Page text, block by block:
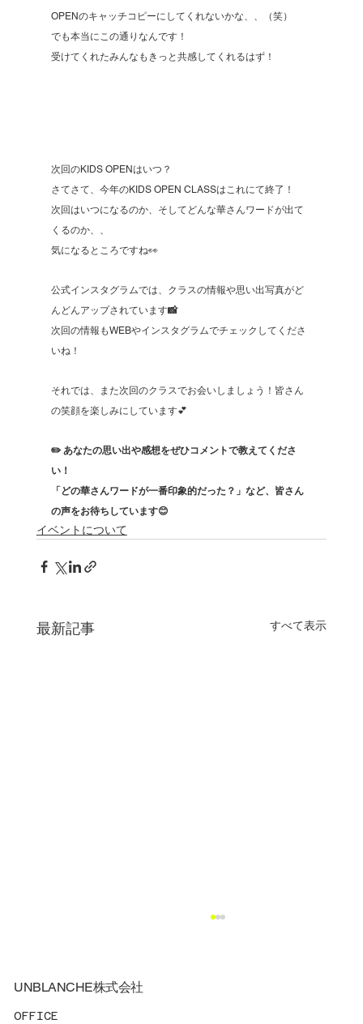
OPENのキャッチコピーにしてくれないかな、、（笑）
でも本当にこの通りなんです！
受けてくれたみんなもきっと共感してくれるはず！
次回のKIDS OPENはいつ？
さてさて、今年のKIDS OPEN CLASSはこれにて終了！
次回はいつになるのか、そしてどんな華さんワードが出て
くるのか、、
気になるところですね👀
公式インスタグラムでは、クラスの情報や思い出写真がど
んどんアップされています📸
次回の情報もWEBやインスタグラムでチェックしてくださ
いね！
それでは、また次回のクラスでお会いしましょう！皆さん
の笑顔を楽しみにしています💕
✏️ あなたの思い出や感想をぜひコメントで教えてくださ
い！
「どの華さんワードが一番印象的だった？」など、皆さん
の声をお待ちしています😊
イベントについて
最新記事 すべて表示
UNBLANCHE株式会社
OFFICE